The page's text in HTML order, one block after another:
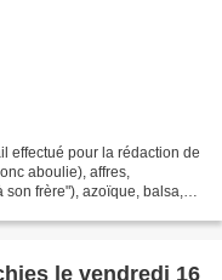
effectué pour la rédaction de
aboulie), affres,
son frère"), azoïque, balsa,
le vendredi 16